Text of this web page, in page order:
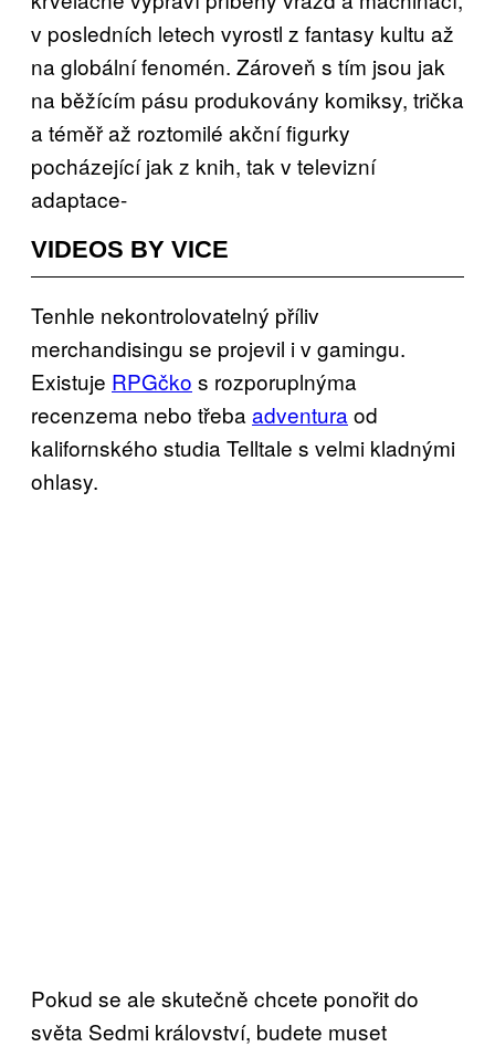
v posledních letech vyrostl z fantasy kultu až
na globální fenomén. Zároveň s tím jsou jak
na běžícím pásu produkovány komiksy, trička
a téměř až roztomilé akční figurky
pocházející jak z knih, tak v televizní
adaptace-
VIDEOS BY VICE
Tenhle nekontrolovatelný příliv
merchandisingu se projevil i v gamingu.
Existuje RPGčko s rozporuplnýma
recenzema nebo třeba adventura od
kalifornského studia Telltale s velmi kladnými
ohlasy.
Pokud se ale skutečně chcete ponořit do
světa Sedmi království, budete muset